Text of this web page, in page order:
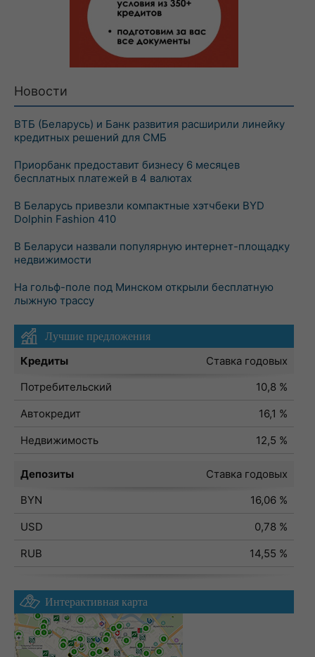
Новости
ВТБ (Беларусь) и Банк развития расширили линейку
кредитных решений для СМБ
Приорбанк предоставит бизнесу 6 месяцев
бесплатных платежей в 4 валютах
В Беларусь привезли компактные хэтчбеки BYD
Dolphin Fashion 410
В Беларуси назвали популярную интернет-площадку
недвижимости
На гольф-поле под Минском открыли бесплатную
лыжную трассу
Лучшие предложения
Кредиты
Ставка годовых
Потребительский
10,8 %
Автокредит
16,1 %
Недвижимость
12,5 %
Депозиты
Ставка годовых
BYN
16,06 %
USD
0,78 %
RUB
14,55 %
Интерактивная карта